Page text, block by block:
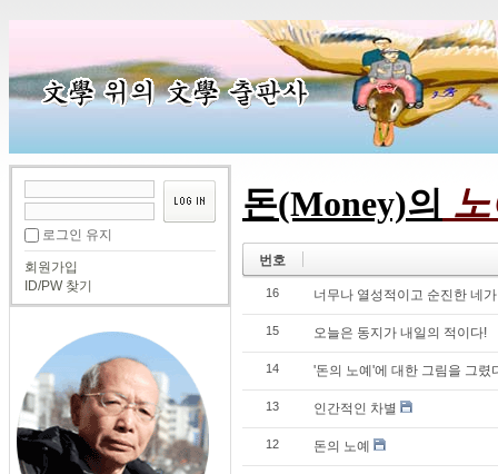
로그인 유지
회원가입
ID/PW 찾기
돈(Money)의
번호
16 너무나 열성적이고 순진한 네
15 오늘은 동지가 내일의 적이다!
14 '돈의 노예'에 대한 그림을 그렸
13 인간적인 차별
12 돈의 노예